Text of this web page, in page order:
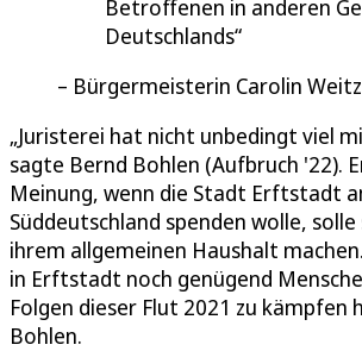
Betroffenen in anderen
Deutschlands
Bürgermeisterin Carolin
„Juristerei hat nicht unbedingt viel
sagte Bernd Bohlen (Aufbruch '22).
Meinung, wenn die Stadt Erftstadt
Süddeutschland spenden wolle, solle
ihrem allgemeinen Haushalt
in Erftstadt noch genügend
Folgen dieser Flut 2021 zu kämpfen
Bohlen.